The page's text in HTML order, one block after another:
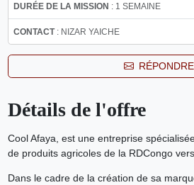
DURÉE DE LA MISSION : 1 SEMAINE
CONTACT: NIZAR YAICHE
RÉPONDRE
Détails de l'offre
Cool Afaya, est une entreprise
de produits agricoles de la RDCongo vers
Dans le cadre de la création de sa